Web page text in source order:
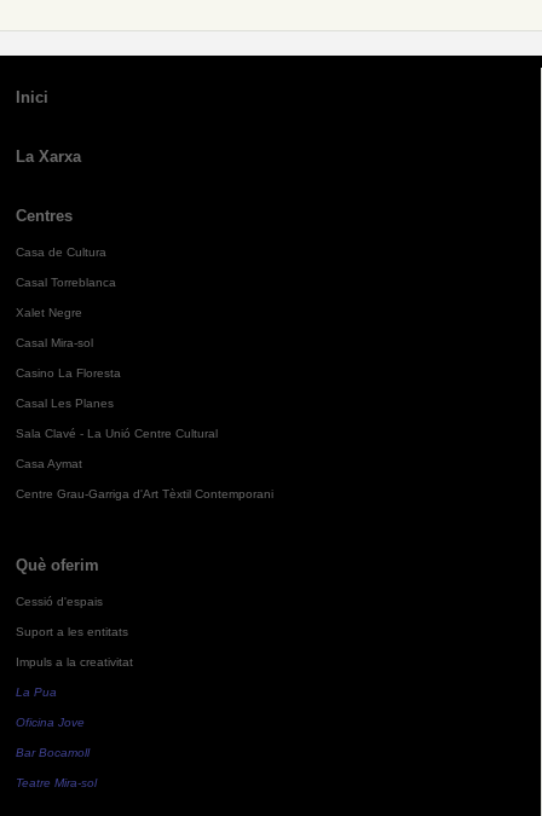
Inici
La Xarxa
Centres
Casa de Cultura
Casal Torreblanca
Xalet Negre
Casal Mira-sol
Casino La Floresta
Casal Les Planes
Sala Clavé - La Unió Centre Cultural
Casa Aymat
Centre Grau-Garriga d'Art Tèxtil Contemporani
Què oferim
Cessió d'espais
Suport a les entitats
Impuls a la creativitat
La Pua
Oficina Jove
Bar Bocamoll
Teatre Mira-sol